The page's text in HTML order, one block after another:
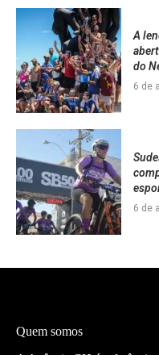
A
do
6 de
6 de
Quem somos